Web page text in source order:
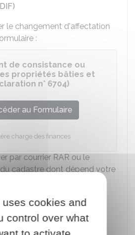
le changement d'affectation
:
de consistance ou
propriétés bâties et
n° 6704)
au Formulaire
chargé des finances
par courrier RAR ou le
cadastre dont dépend votre
de la réalisation du
impôts fonciers et
cookies and
control over what